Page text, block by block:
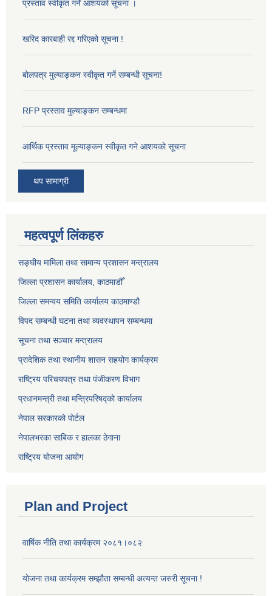
प्रस्ताव स्वीकृत गर्ने आशयको सूचना ।
खरिद कारबाही रद्द गरिएको सूचना !
बोलपत्र मुल्याङ्कन स्वीकृत गर्ने सम्बन्धी सूचना!
RFP प्रस्ताव मुल्याङ्कन सम्बन्धमा
आर्थिक प्रस्ताव मूल्याङ्कन स्वीकृत गने आशयको सूचना
थप सामाग्री
महत्वपूर्ण लिंकहरु
सङ्‍घीय मामिला तथा सामान्य प्रशासन मन्त्रालय
जिल्ला प्रशासन कार्यालय, काठमाडौँ
जिल्ला समन्वय समिति कार्यालय काठमाण्ड‌ौ
विपद सम्बन्धी घटना तथा व्यवस्थापन सम्बन्धमा
सूचना तथा सञ्चार मन्त्रालय
प्रादेशिक तथा स्थानीय शासन सहयोग कार्यक्रम
राष्ट्रिय परिचयपत्र तथा पंजीकरण विभाग
प्रधानमन्त्री तथा मन्त्रिपरिषद्को कार्यालय
नेपाल सरकारको पोर्टल
नेपालभरका साबिक र हालका ठेगाना
राष्ट्रिय योजना आयोग
Plan and Project
वार्षिक नीति तथा कार्यक्रम २०८१।०८२
योजना तथा कार्यक्रम सम्झौता सम्बन्धी अत्यन्त जरुरी सूचना !